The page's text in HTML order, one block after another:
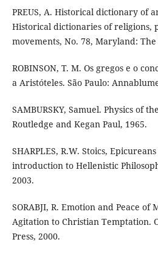
PREUS, A. Historical dictionary of
Historical dictionaries of religions,
movements, No. 78, Maryland: The
ROBINSON, T. M. Os gregos e o
a Aristóteles. São Paulo:
SAMBURSKY, Samuel. Physics of
Routledge and Kegan Paul, 1965.
SHARPLES, R.W. Stoics,
introduction to Hellenistic
2003.
SORABJI, R. Emotion and Peace of
Agitation to Christian Temptation.
Press, 2000.